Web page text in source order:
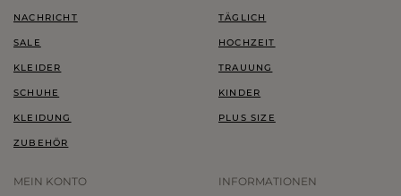
NACHRICHT
SALE
KLEIDER
SCHUHE
KLEIDUNG
ZUBEHÖR
TÄGLICH
HOCHZEIT
TRAUUNG
KINDER
PLUS SIZE
MEIN KONTO INFORMATIONEN